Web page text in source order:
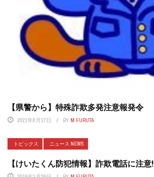
【県警から】特殊詐欺多発注意報発令
2021年8月17日 BY M.FURUTA
トピックス ニュース NEWS
【けいたくん防犯情報】詐欺電話に注意!